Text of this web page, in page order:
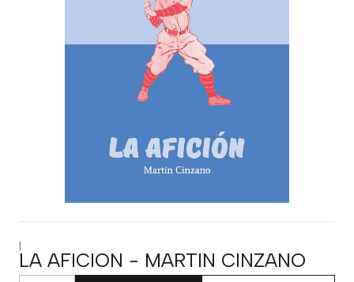
|
LA AFICION - MARTIN CINZANO